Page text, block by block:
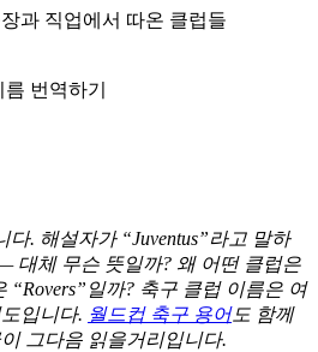
과 직업에서 따온 클럽들
번역하기
. 해설자가 “Juventus”라고 말하
대체 무슨 뜻일까? 왜 어떤 클럽은
“Rovers”일까? 축구 클럽 이름은 여
입니다. 월드컵 축구 용어도 함께
그다음 읽을거리입니다.